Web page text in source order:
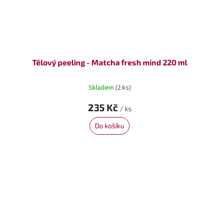
Tělový peeling - Matcha fresh mind 220 ml
Skladem (2 ks)
235 Kč / ks
Do košíku